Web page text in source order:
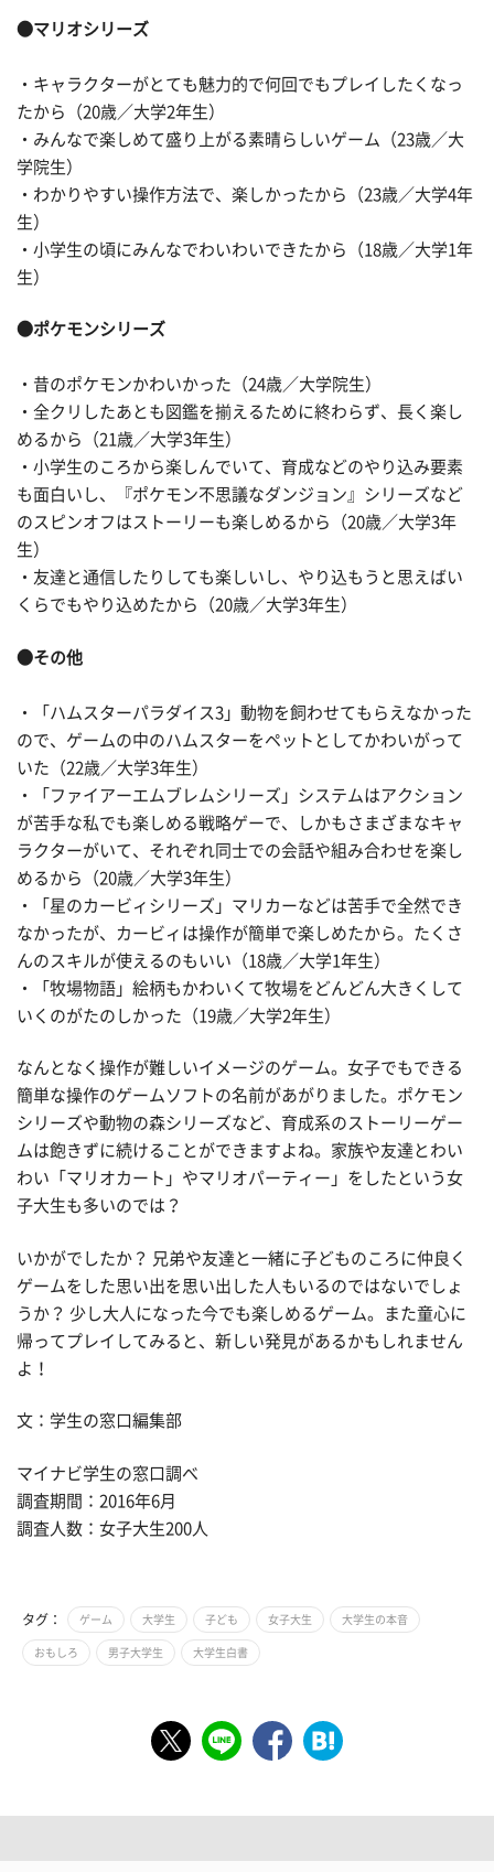
●マリオシリーズ
・キャラクターがとても魅力的で何回でもプレイしたくなっ
たから（20歳／大学2年生）
・みんなで楽しめて盛り上がる素晴らしいゲーム（23歳／大
学院生）
・わかりやすい操作方法で、楽しかったから（23歳／大学4年
生）
・小学生の頃にみんなでわいわいできたから（18歳／大学1年
生）
●ポケモンシリーズ
・昔のポケモンかわいかった（24歳／大学院生）
・全クリしたあとも図鑑を揃えるために終わらず、長く楽し
めるから（21歳／大学3年生）
・小学生のころから楽しんでいて、育成などのやり込み要素
も面白いし、『ポケモン不思議なダンジョン』シリーズなど
のスピンオフはストーリーも楽しめるから（20歳／大学3年
生）
・友達と通信したりしても楽しいし、やり込もうと思えばい
くらでもやり込めたから（20歳／大学3年生）
●その他
・「ハムスターパラダイス3」動物を飼わせてもらえなかった
ので、ゲームの中のハムスターをペットとしてかわいがって
いた（22歳／大学3年生）
・「ファイアーエムブレムシリーズ」システムはアクション
が苦手な私でも楽しめる戦略ゲーで、しかもさまざまなキャ
ラクターがいて、それぞれ同士での会話や組み合わせを楽し
めるから（20歳／大学3年生）
・「星のカービィシリーズ」マリカーなどは苦手で全然でき
なかったが、カービィは操作が簡単で楽しめたから。たくさ
んのスキルが使えるのもいい（18歳／大学1年生）
・「牧場物語」絵柄もかわいくて牧場をどんどん大きくして
いくのがたのしかった（19歳／大学2年生）
なんとなく操作が難しいイメージのゲーム。女子でもできる
簡単な操作のゲームソフトの名前があがりました。ポケモン
シリーズや動物の森シリーズなど、育成系のストーリーゲー
ムは飽きずに続けることができますよね。家族や友達とわい
わい「マリオカート」やマリオパーティー」をしたという女
子大生も多いのでは？
いかがでしたか？ 兄弟や友達と一緒に子どものころに仲良く
ゲームをした思い出を思い出した人もいるのではないでしょ
うか？ 少し大人になった今でも楽しめるゲーム。また童心に
帰ってプレイしてみると、新しい発見があるかもしれません
よ！
文：学生の窓口編集部
マイナビ学生の窓口調べ
調査期間：2016年6月
調査人数：女子大生200人
タグ： ゲーム 大学生 子ども 女子大生 大学生の本音
おもしろ 男子大学生 大学生白書